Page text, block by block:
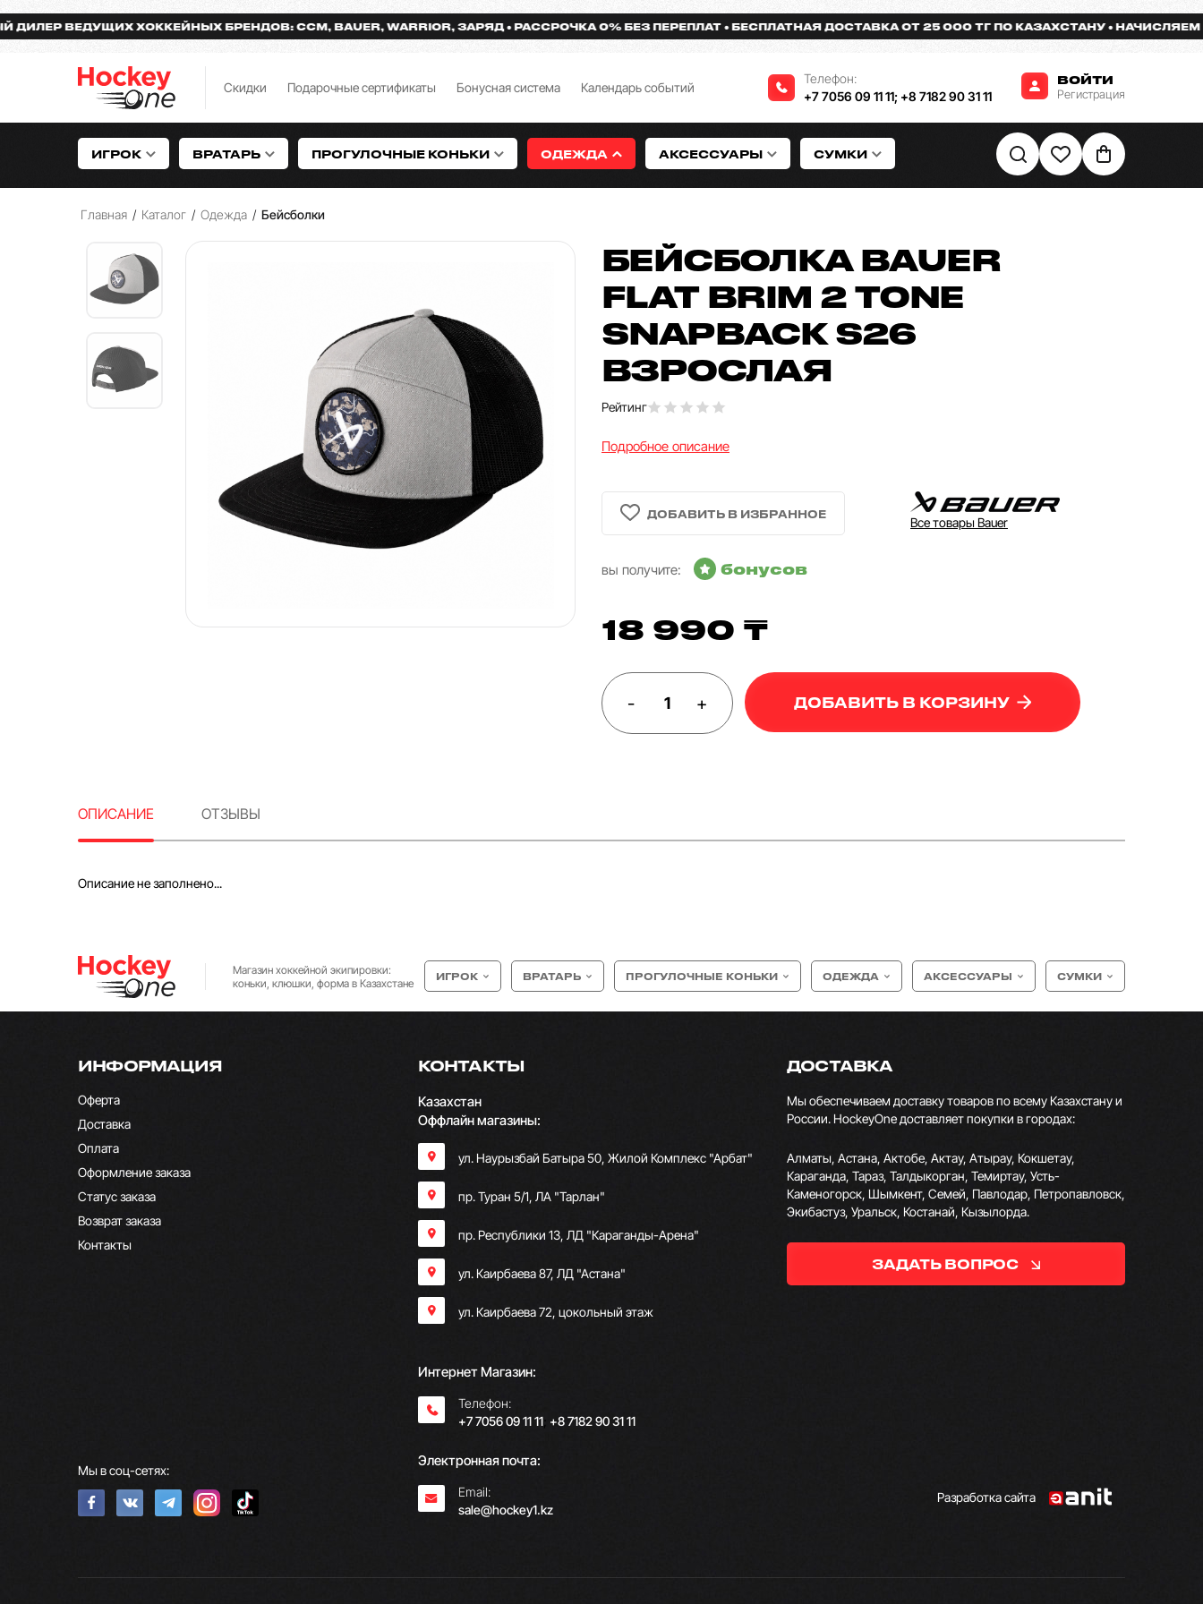
ВЕДУЩИХ ХОККЕЙНЫХ БРЕНДОВ: CCM, BAUER, WARRIOR, ЗАРЯД РАССРОЧКА 0% БЕЗ ПЕРЕПЛАТ БЕСПЛАТНАЯ ДОСТАВКА ОТ 25 000 ТГ ПО КАЗАХСТАНУ НАЧИСЛЯЕМ
Скидки Подарочные сертификаты Бонусная система Календарь событий
Телефон:
+7 7056 09 11 11; +8 7182 90 31 11
ВОЙТИ
Регистрация
ИГРОК ВРАТАРЬ ПРОГУЛОЧНЫЕ КОНЬКИ ОДЕЖДА АКСЕССУАРЫ СУМКИ
Главная / Каталог / Одежда / Бейсболки
БЕЙСБОЛКА BAUER
FLAT BRIM 2 TONE
SNAPBACK S26
ВЗРОСЛАЯ
Рейтинг
Подробное описание
Все товары Bauer
вы получите: бонусов
18 990 ₸
- + ДОБАВИТЬ В КОРЗИНУ
ОПИСАНИЕ ОТЗЫВЫ
Описание не заполнено...
Магазин хоккейной экипировки:
коньки, клюшки, форма в Казахстане
ИГРОК ВРАТАРЬ ПРОГУЛОЧНЫЕ КОНЬКИ ОДЕЖДА АКСЕССУАРЫ СУМКИ
ИНФОРМАЦИЯ
Оферта
Доставка
Оплата
Оформление заказа
Статус заказа
Возврат заказа
Контакты
Мы в соц-сетях:
КОНТАКТЫ
Казахстан
Оффлайн магазины:
ул. Наурызбай Батыра 50, Жилой Комплекс "Арбат"
пр. Туран 5/1, ЛА "Тарлан"
пр. Республики 13, ​ЛД "Караганды-Арена"
ул. Каирбаева 87, ЛД "Астана"
ул. Каирбаева 72, цокольный этаж
Интернет Магазин:
Телефон:
+7 7056 09 11 11; +8 7182 90 31 11
Электронная почта:
Email:
sale@hockey1.kz
ДОСТАВКА
Мы обеспечиваем доставку товаров по всему Казахстану и
России. HockeyOne доставляет покупки в городах:
Алматы, Астана, Актобе, Актау, Атырау, Кокшетау,
Караганда, Тараз, Талдыкорган, Темиртау, Усть-
Каменогорск, Шымкент, Семей, Павлодар, Петропавловск,
Экибастуз, Уральск, Костанай, Кызылорда.
ЗАДАТЬ ВОПРОС
Разработка сайта